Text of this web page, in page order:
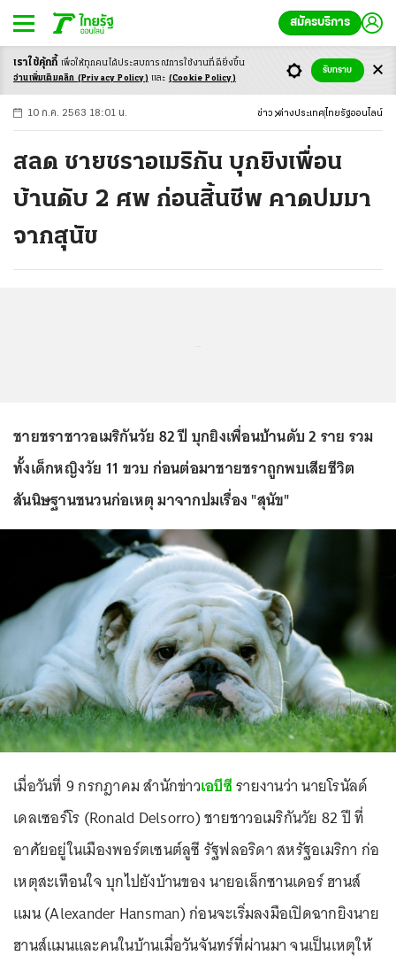
สมัครบริการ
-ก ก ก+
10 ก.ค. 2563 18:01 น. ข่าว ต่างประเทศ ไทยรัฐออนไลน์
สลด ชายชราอเมริกัน บุกยิงเพื่อน
บ้านดับ 2 ศพ ก่อนสิ้นชีพ คาดปมมา
จากสุนัข
ชายชราชาวอเมริกันวัย 82 ปี บุกยิงเพื่อนบ้านดับ 2 ราย รวม
ทั้งเด็กหญิงวัย 11 ขวบ ก่อนต่อมาชายชราถูกพบเสียชีวิต
สันนิษฐานชนวนก่อเหตุ มาจากปมเรื่อง "สุนัข"
เมื่อวันที่ 9 กรกฎาคม สำนักข่าวเอบีซีรายงานว่า นายโรนัลด์
เดลเซอร์โร (Ronald Delsorro) ชายชาวอเมริกันวัย 82 ปี ที่
อาศัยอยู่ในเมืองพอร์ตเซนต์ลูซี รัฐฟลอริดา สหรัฐอเมริกา ก่อ
เหตุสะเทือนใจ บุกไปยังบ้านของ นายอเล็กซานเดอร์ ฮานส์
แมน (Alexander Hansman) ก่อนจะเริ่มลงมือเปิดฉากยิงนาย
ฮานส์แมนและคนในบ้านเมื่อวันจันทร์ที่ผ่านมา จนเป็นเหตุให้
เราใช้คุ้กกี้ เพื่อให้ทุกคนได้ประสบการณ์การใช้งานที่ดียิ่งขึ้น
อ่านเพิ่มเติมคลิก (Privacy Policy) และ (Cookie Policy)
รับทราบ